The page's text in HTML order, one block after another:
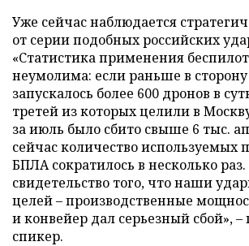
Уже сейчас наблюдается
от серии подобных российских
«Статистика применения
неумолима: если раньше в
запускалось более 600 дронов в
третей из которых целили в
за июль было сбито свыше 6 тыс.
сейчас количество используемых
БПЛА сократилось в несколько
свидетельство того, что наши
целей – производственные
и конвейер дал серьезный сбой»,
спикер.